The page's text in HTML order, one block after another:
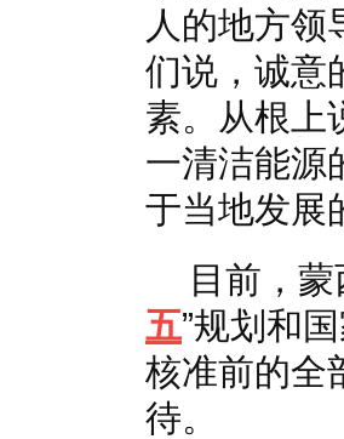
人的地方领
们说，诚意
素。从根上
一清洁能源
于当地发展
目前，
五”规划和
核准前的全
待。